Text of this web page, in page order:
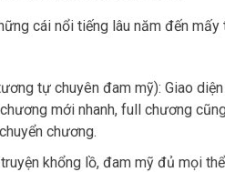
cái nổi tiếng lâu năm đến
tự chuyên đam mỹ): Giao
mới nhanh, full chương
chương.
khổng lồ, đam mỹ đủ mọi